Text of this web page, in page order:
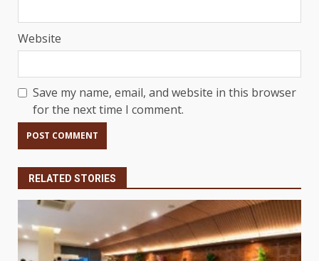
Website
Save my name, email, and website in this browser
for the next time I comment.
RELATED STORIES